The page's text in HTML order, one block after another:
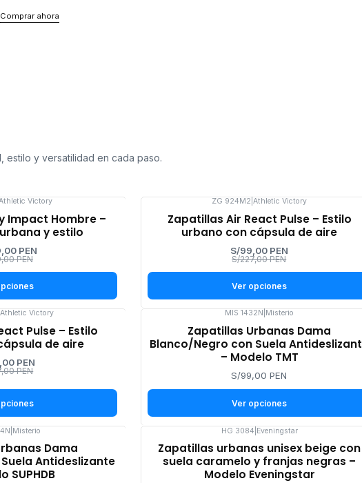
Comprar ahora
estilo y versatilidad en cada paso.
Victory
Impact Hombre –
y estilo
PEN
PEN
-56%
OFF
ZG 924M2 |Athletic Victory
Zapatillas Air React Pulse – Estilo
urbano con cápsula de aire
S/99,00 PEN
S/227,00 PEN
Ver opciones
Athletic Victory
Pulse – Estilo
de aire
PEN
PEN
MIS 1432N Misterio
Zapatillas Urbanas Dama
Blanco/Negro con Suela
– Modelo TMT
S/99,00 PEN
Ver opciones
Misterio
Dama
Antideslizante
SUPHDB
HG 3084 Eveningstar
Zapatillas urbanas unisex beige con
suela caramelo y franjas negras –
Modelo Eveningstar